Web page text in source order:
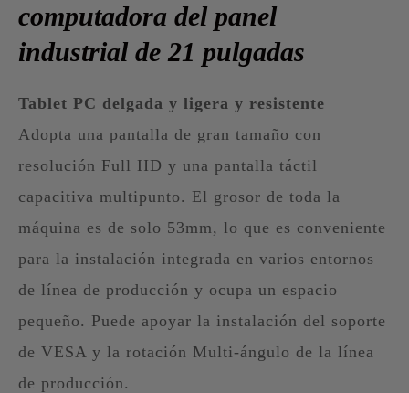
computadora del panel
industrial de 21 pulgadas
Tablet PC delgada y ligera y resistente
Adopta una pantalla de gran tamaño con
resolución Full HD y una pantalla táctil
capacitiva multipunto. El grosor de toda la
máquina es de solo 53mm, lo que es conveniente
para la instalación integrada en varios entornos
de línea de producción y ocupa un espacio
pequeño. Puede apoyar la instalación del soporte
de VESA y la rotación Multi-ángulo de la línea
de producción.